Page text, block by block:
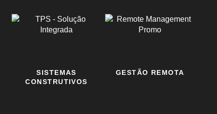
SISTEMAS
CONSTRUTIVOS
GESTÃO REMOTA